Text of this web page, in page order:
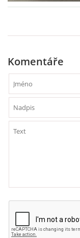
CHARAKTERISTIKA
HÁDANKY K
BÁSNĚ K TÉMATU
POHYBOVÉ
POHYBOVÉ
Komentáře